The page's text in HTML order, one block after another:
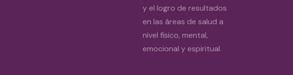
y el logro de resultados
en las áreas de salud a
nivel físico, mental,
emocional y espiritual.